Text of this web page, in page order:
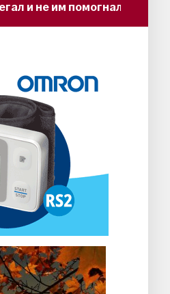
помогнал на повредените